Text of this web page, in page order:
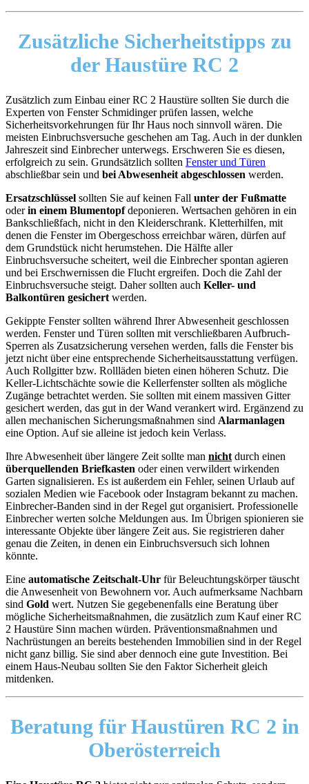
Zusätzliche Sicherheitstipps zu
der Haustüre RC 2
Zusätzlich zum Einbau einer RC 2 Haustüre sollten Sie durch die
Experten von Fenster Schmidinger prüfen lassen, welche
Sicherheitsvorkehrungen für Ihr Haus noch sinnvoll wären. Die
meisten Einbruchsversuche geschehen am Tag. Auch in der dunklen
Jahreszeit sind Einbrecher unterwegs. Erschweren Sie es diesen,
erfolgreich zu sein. Grundsätzlich sollten Fenster und Türen
abschließbar sein und bei Abwesenheit abgeschlossen werden.
Ersatzschlüssel sollten Sie auf keinen Fall unter der Fußmatte
oderin einem Blumentopfdeponieren. Wertsachen gehören in ein
Bankschließfach, nicht in den Kleiderschrank. Kletterhilfen, mit
denen die Fenster im Obergeschoss erreichbar wären, dürfen auf
dem Grundstück nicht herumstehen. Die Hälfte aller
Einbruchsversuche scheitert, weil die Einbrecher spontan agieren
und bei Erschwernissen die Flucht ergreifen. Doch die Zahl der
Einbruchsversuche steigt. Daher sollten auch Keller- und
Balkontüren gesichert werden.
Gekippte Fenster sollten während Ihrer Abwesenheit geschlossen
werden. Fenster und Türen sollten mit verschließbaren Aufbruch-
Sperren als Zusatzsicherung versehen werden, falls die Fenster bis
jetzt nicht über eine entsprechende Sicherheitsausstattung verfügen.
Auch Rollgitter bzw. Rollläden bieten einen höheren Schutz. Die
Keller-Lichtschächte sowie die Kellerfenster sollten als mögliche
Zugänge betrachtet werden. Sie sollten mit einem massiven Gitter
gesichert werden, das gut in der Wand verankert wird. Ergänzend zu
allen mechanischen Sicherungsmaßnahmen sind Alarmanlagen
eine Option. Auf sie alleine ist jedoch kein Verlass.
Ihre Abwesenheit über längere Zeit sollte man nicht durch einen
überquellenden Briefkasten oder einen verwildert wirkenden
Garten signalisieren. Es ist außerdem ein Fehler, seinen Urlaub auf
sozialen Medien wie Facebook oder Instagram bekannt zu machen.
Einbrecher-Banden sind in der Regel gut organisiert. Professionelle
Einbrecher werten solche Meldungen aus. Im Übrigen spionieren sie
interessante Objekte über längere Zeit aus. Sie registrieren daher
genau die Zeiten, in denen ein Einbruchsversuch sich lohnen
könnte.
Eine automatische Zeitschalt-Uhr für Beleuchtungskörper täuscht
die Anwesenheit von Bewohnern vor. Auch aufmerksame Nachbarn
sind Gold wert. Nutzen Sie gegebenenfalls eine Beratung über
mögliche Sicherheitsmaßnahmen, die zusätzlich zum Kauf einer RC
2 Haustüre Sinn machen würden. Präventionsmaßnahmen und
Nachrüstungen an bereits bestehenden Immobilien sind in der Regel
nicht ganz billig. Sie sind aber dennoch eine gute Investition. Bei
einem Haus-Neubau sollten Sie den Faktor Sicherheit gleich
mitdenken.
Beratung für Haustüren RC 2 in
Oberösterreich